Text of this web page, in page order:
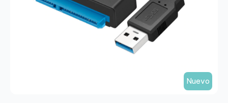
Nuevo